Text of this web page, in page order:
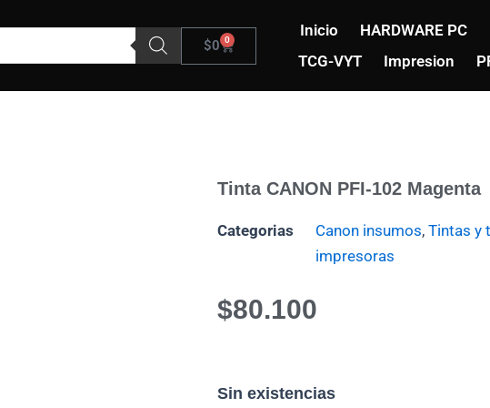
$0 0
Carrito
Inicio HARDWARE PC
TCG-VYT
Impresion
Tinta CANON PFI-102 Magenta
Categorias Canon insumos, Tintas y
impresoras
$80.100
Sin existencias